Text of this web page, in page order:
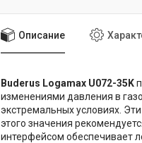
Описание
Buderus Logamax U072-35K
изменениями давления в
экстремальных условиях.
этого значения
интерфейсом обеспечивает